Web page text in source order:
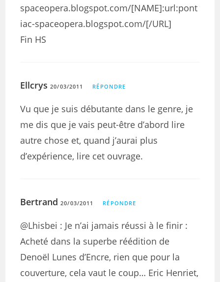
spaceopera.blogspot.com/[NAME]:url:pont
iac-spaceopera.blogspot.com/[/URL]
Fin HS
Ellcrys 20/03/2011 RÉPONDRE
Vu que je suis débutante dans le genre, je
me dis que je vais peut-être d’abord lire
autre chose et, quand j’aurai plus
d’expérience, lire cet ouvrage.
Bertrand 20/03/2011 RÉPONDRE
@Lhisbei : Je n’ai jamais réussi à le finir :
Acheté dans la superbe réédition de
Denoël Lunes d’Encre, rien que pour la
couverture, cela vaut le coup… Eric Henriet,